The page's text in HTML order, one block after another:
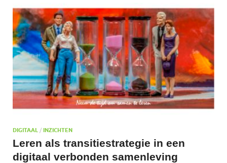
DIGITAAL / INZICHTEN
Leren als transitiestrategie in een
digitaal verbonden samenleving